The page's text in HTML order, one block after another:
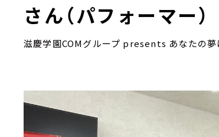
さん（パフォーマー）
滋慶学園COMグループ presents あなたの夢